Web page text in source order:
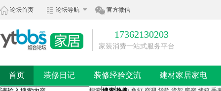
论坛首页 论坛导航 官方微信
17362130203
家装消费一站式服务平台
首页 装修日记 装修经验交流 建材家居家电